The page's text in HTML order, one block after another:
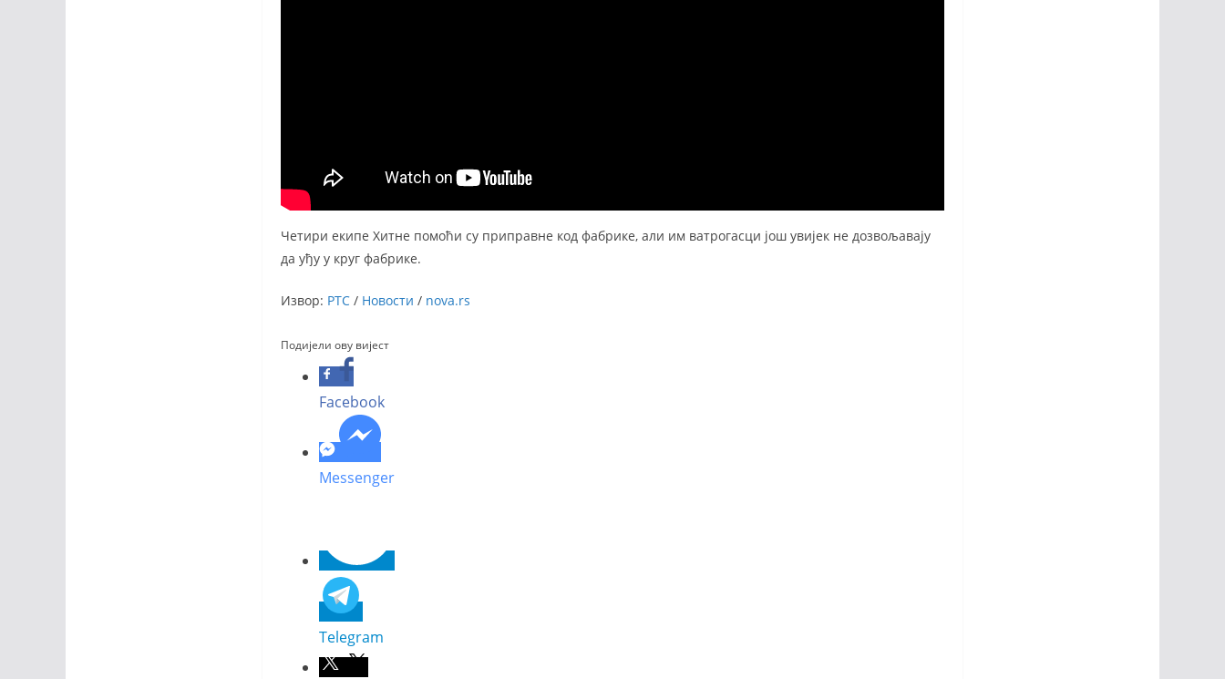
Четири екипе Хитне помоћи су приправне код фабрике, али им ватрогасци још увијек не дозвољавају
да уђу у круг фабрике.
Извор: РТС / Новости / nova.rs
Подијели ову вијест
Facebook
Messenger
Telegram